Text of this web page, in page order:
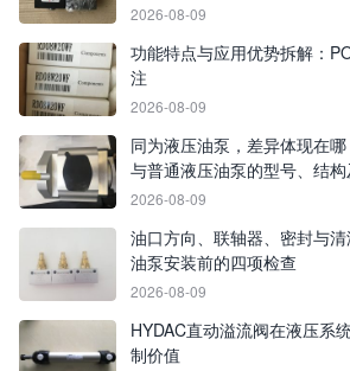
2026-08-09
功能特点与应用优势拆解：
注
2026-08-09
同为液压油泵，差异体现在
与普通液压油泵的型号、结
2026-08-09
油口方向、联轴器、密封与
油泵安装前的四项检查
2026-08-09
HYDAC直动溢流阀在液压系
制价值